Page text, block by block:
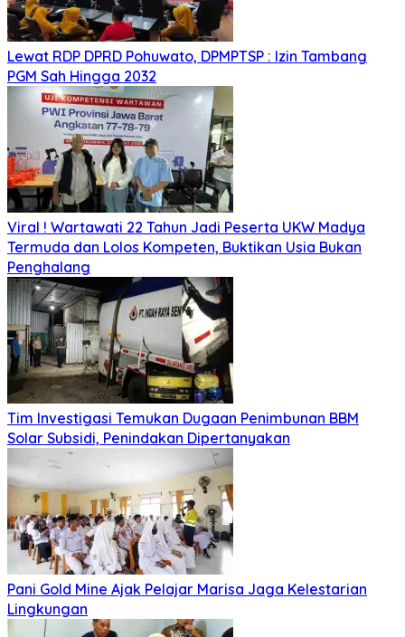
Lewat RDP DPRD Pohuwato, DPMPTSP : Izin Tambang
PGM Sah Hingga 2032
Viral ! Wartawati 22 Tahun Jadi Peserta UKW Madya
Termuda dan Lolos Kompeten, Buktikan Usia Bukan
Penghalang
Tim Investigasi Temukan Dugaan Penimbunan BBM
Solar Subsidi, Penindakan Dipertanyakan
Pani Gold Mine Ajak Pelajar Marisa Jaga Kelestarian
Lingkungan